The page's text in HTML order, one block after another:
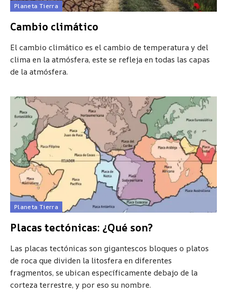
Planeta Tierra
Cambio climático
El cambio climático es el cambio de temperatura y del
clima en la atmósfera, este se refleja en todas las capas
de la atmósfera.
Planeta Tierra
Placas tectónicas: ¿Qué son?
Las placas tectónicas son gigantescos bloques o platos
de roca que dividen la litosfera en diferentes
fragmentos, se ubican específicamente debajo de la
corteza terrestre, y por eso su nombre.